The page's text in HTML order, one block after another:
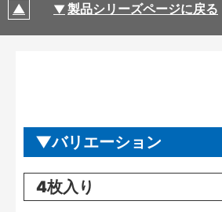
製品シリーズページに戻る
バリエーション
4枚入り